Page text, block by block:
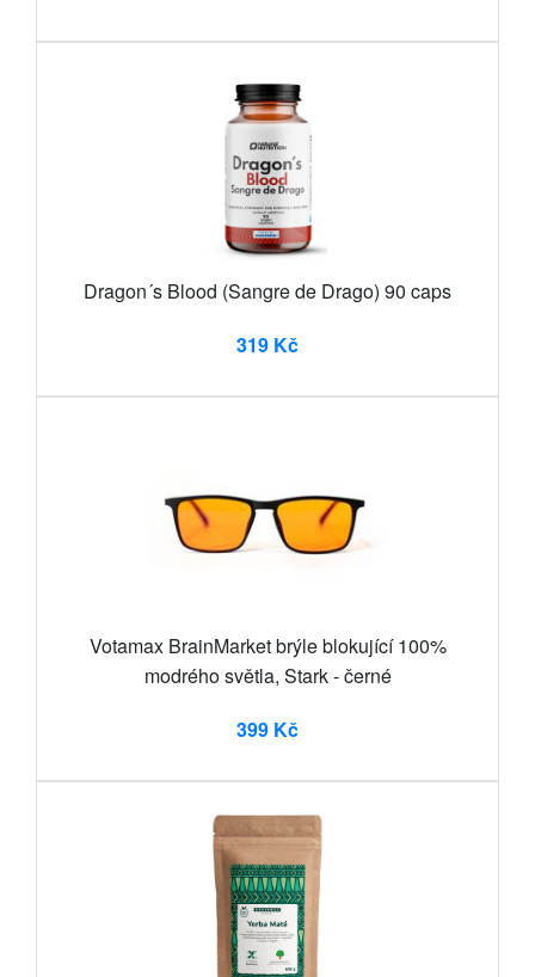
Dragon´s Blood (Sangre de Drago) 90 caps
319 Kč
Votamax BrainMarket brýle blokující 100%
modrého světla, Stark - černé
399 Kč